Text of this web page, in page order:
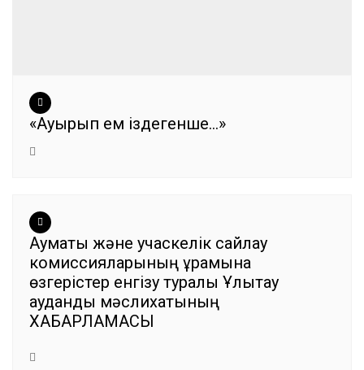
«Ауырып ем іздегенше…»
Аумақтық және учаскелік сайлау
комиссияларының құрамына
өзгерістер енгізу туралы Ұлытау
аудандық мәслихатының
ХАБАРЛАМАСЫ